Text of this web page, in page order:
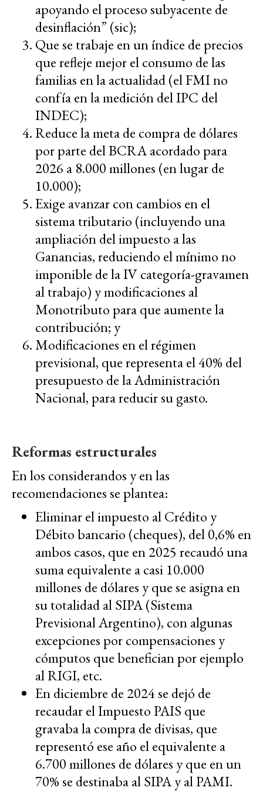
apoyando el proceso subyacente de
desinflación” (sic);
Que se trabaje en un índice de precios
que refleje mejor el consumo de las
familias en la actualidad (el FMI no
confía en la medición del IPC del
INDEC);
Reduce la meta de compra de dólares
por parte del BCRA acordado para
2026 a 8.000 millones (en lugar de
10.000);
Exige avanzar con cambios en el
sistema tributario (incluyendo una
ampliación del impuesto a las
Ganancias, reduciendo el mínimo no
imponible de la IV categoría-gravamen
al trabajo) y modificaciones al
Monotributo para que aumente la
contribución; y
Modificaciones en el régimen
previsional, que representa el 40% del
presupuesto de la Administración
Nacional, para reducir su gasto.
Reformas estructurales
En los considerandos y en las
recomendaciones se plantea:
Eliminar el impuesto al Crédito y
Débito bancario (cheques), del 0,6% en
ambos casos, que en 2025 recaudó una
suma equivalente a casi 10.000
millones de dólares y que se asigna en
su totalidad al SIPA (Sistema
Previsional Argentino), con algunas
excepciones por compensaciones y
cómputos que benefician por ejemplo
al RIGI, etc.
En diciembre de 2024 se dejó de
recaudar el Impuesto PAIS que
gravaba la compra de divisas, que
representó ese año el equivalente a
6.700 millones de dólares y que en un
70% se destinaba al SIPA y al PAMI.